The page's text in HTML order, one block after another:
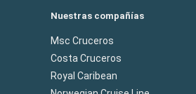
Nuestras compañías
Msc Cruceros
Costa Cruceros
Royal Caribean